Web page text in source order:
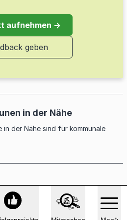
für Gas
Liegenschaften
Windparks der
Ernährung in
aufnehmen →
geben
in der Nähe
der Nähe sind für kommunale